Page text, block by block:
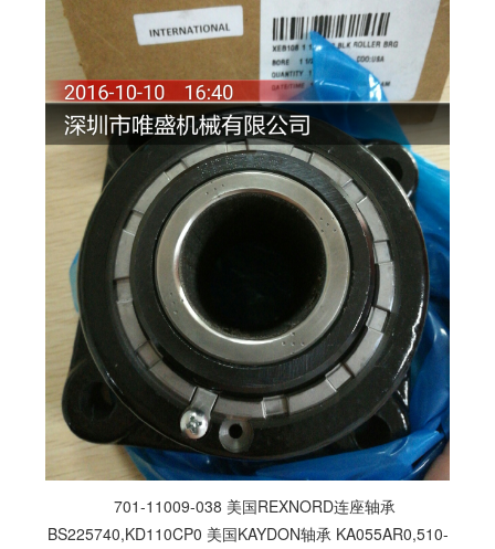
701-11009-038 美国REXNORD连座轴承
BS225740,KD110CP0 美国KAYDON轴承 KA055AR0,510-